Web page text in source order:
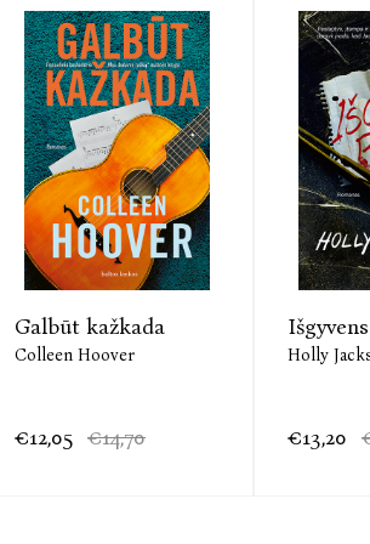
Galbūt kažkada
Colleen Hoover
€12,05 €14,70
Holly
€13,20